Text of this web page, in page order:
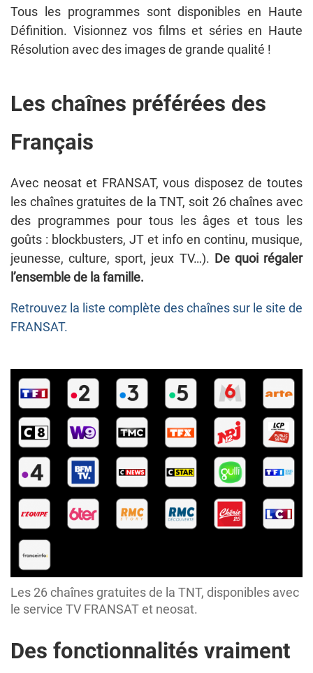
Tous les programmes sont disponibles en Haute
Définition. Visionnez vos films et séries en Haute
Résolution avec des images de grande qualité !
Les chaînes préférées des
Français
Avec neosat et FRANSAT, vous disposez de toutes
les chaînes gratuites de la TNT, soit 26 chaînes avec
des programmes pour tous les âges et tous les
goûts : blockbusters, JT et info en continu, musique,
jeunesse, culture, sport, jeux TV…). De quoi régaler
l’ensemble de la famille.
Retrouvez la liste complète des chaînes sur le site de
FRANSAT.
Les 26 chaînes gratuites de la TNT, disponibles avec
le service TV FRANSAT et neosat.
Des fonctionnalités vraiment